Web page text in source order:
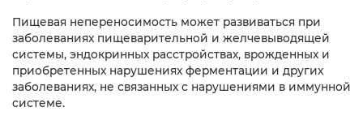
Пищевая непереносимость может развиваться при
заболеваниях пищеварительной и желчевыводящей
системы, эндокринных расстройствах, врожденных и
приобретенных нарушениях ферментации и других
заболеваниях, не связанных с нарушениями в иммунной
системе.